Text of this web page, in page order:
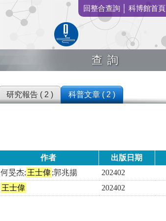
回整合查詢 科博館首頁
查詢
研究報告 ( 2 ) 科普文章 ( 2 )
作者 出版日期
何旻杰; 王士偉 ;郭兆揚
202402
王士偉 202402